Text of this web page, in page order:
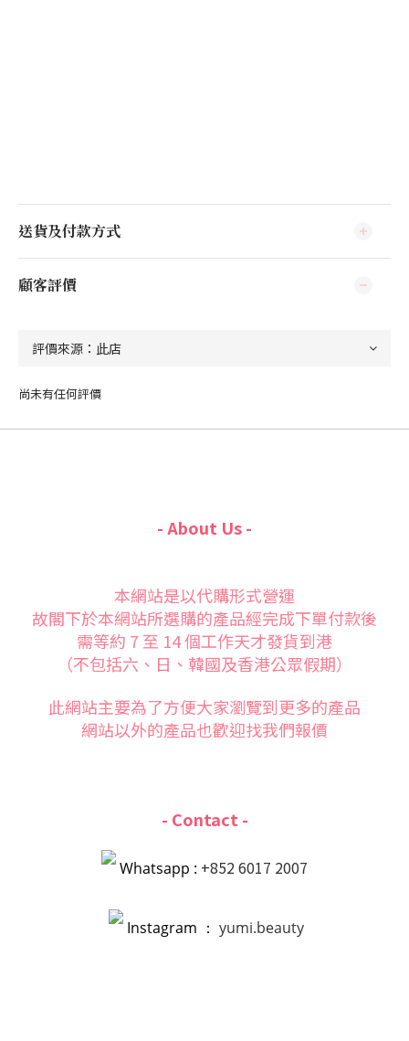
送貨及付款方式
顧客評價
尚未有任何評價
- About Us -
本網站是以代購形式營運
故閣下於本網站所選購的產品經完成下單付款後
需等約 7 至 14 個工作天才發貨到港
（不包括六、日、韓國及香港公眾假期）
此網站主要為了方便大家瀏覽到更多的產品
網站以外的產品也歡迎找我們報價
- Contact -
Whatsapp : +852 6017 2007
Instagram ： yumi.beauty